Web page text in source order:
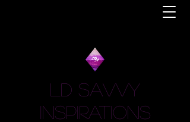
LD Savvy
Inspirations